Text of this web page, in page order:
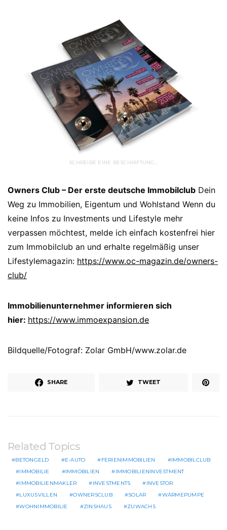
SCHREIBE EINE BESCHRIFTUNG…
Owners Club – Der erste deutsche Immobilclub Dein
Weg zu Immobilien, Eigentum und Wohlstand Wenn du
keine Infos zu Investments und Lifestyle mehr
verpassen möchtest, melde ich einfach kostenfrei hier
zum Immobilclub an und erhalte regelmäßig unser
Lifestylemagazin: https://www.oc-magazin.de/owners-
club/
Immobilienunternehmer informieren sich
hier: https://www.immoexpansion.de
Bildquelle/Fotograf: Zolar GmbH/www.zolar.de
SHARE TWEET
Related Topics
BETONGELD E-AUTO FERIENIMMOBILIEN
IMMOBILCLUB
IMMOBILIE
IMMOBILIEN
IMMOBILIENINVESTMENT
IMMOBILIENMAKLER
INVESTMENTS
INVESTOR
LUXUSVILLEN
OWNERSCLUB SOLAR
WÄRMEPUMPE
WOHNIMMOBILIE
ZINSHAUS ZUWACHS